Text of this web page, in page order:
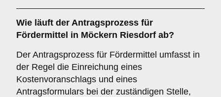
Wie läuft der Antragsprozess für
Fördermittel in Möckern Riesdorf ab?
Der Antragsprozess für Fördermittel umfasst in
der Regel die Einreichung eines
Kostenvoranschlags und eines
Antragsformulars bei der zuständigen Stelle,